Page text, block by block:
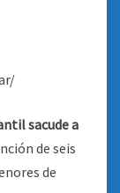
sacude a
de seis
de